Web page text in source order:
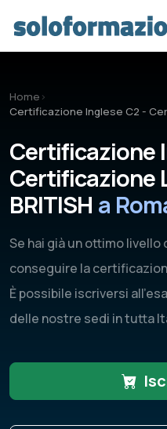
Home ›
Certificazione Inglese C2 -
Certificazione
Certificazione
BRITISH a
Se hai già un ottimo
conseguire la
È possibile iscriversi
delle nostre sedi in tutta